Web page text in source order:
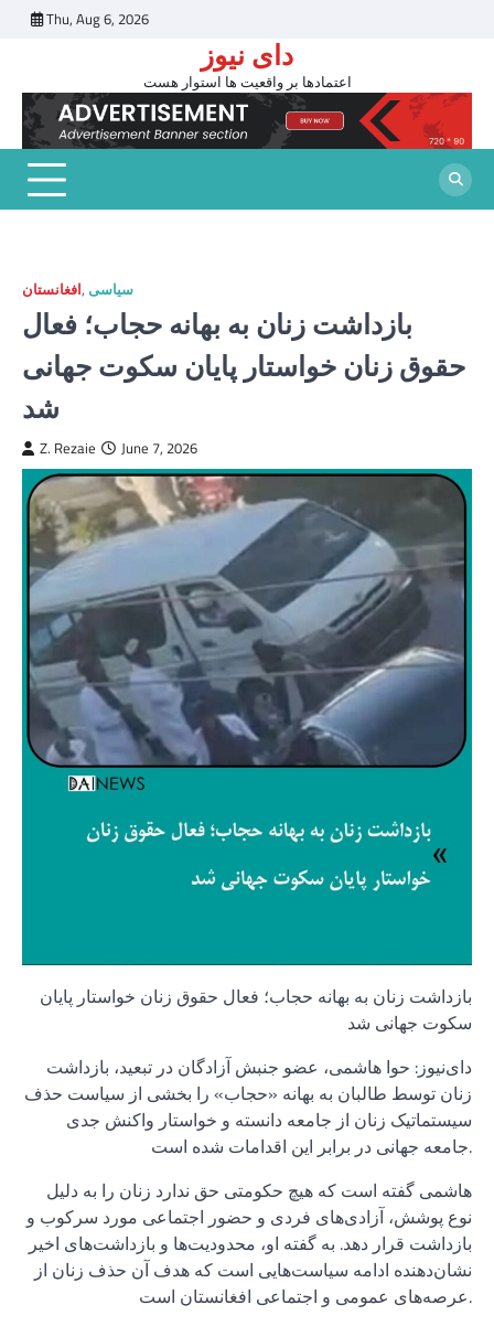
Thu, Aug 6, 2026
دای نیوز
اعتمادها بر واقعیت ها استوار هست
افغانستان, سیاسی
بازداشت زنان به بهانه حجاب؛ فعال
حقوق زنان خواستار پایان سکوت جهانی
شد
Z. Rezaie June 7, 2026
بازداشت زنان به بهانه حجاب؛ فعال حقوق زنان خواستار پایان
سکوت جهانی شد
دای‌نیوز: حوا هاشمی، عضو جنبش آزادگان در تبعید، بازداشت
زنان توسط طالبان به بهانه «حجاب» را بخشی از سیاست حذف
سیستماتیک زنان از جامعه دانسته و خواستار واکنش جدی
جامعه جهانی در برابر این اقدامات شده است.
هاشمی گفته است که هیچ حکومتی حق ندارد زنان را به دلیل
نوع پوشش، آزادی‌های فردی و حضور اجتماعی مورد سرکوب و
بازداشت قرار دهد. به گفته او، محدودیت‌ها و بازداشت‌های اخیر
نشان‌دهنده ادامه سیاست‌هایی است که هدف آن حذف زنان از
عرصه‌های عمومی و اجتماعی افغانستان است.